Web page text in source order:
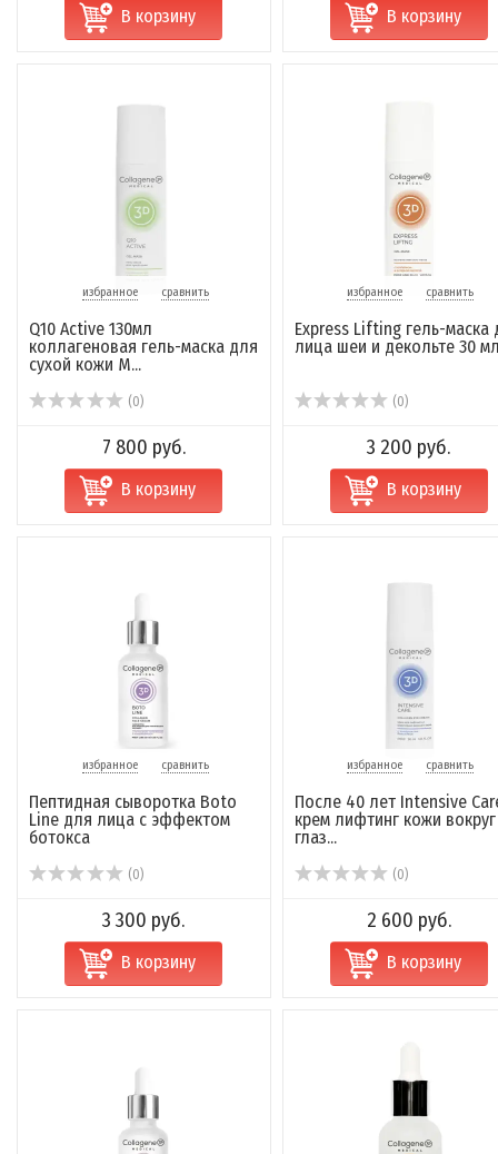
В корзину В корзину
избранное сравнить
Q10 Active 130мл
коллагеновая гель-маска для
сухой кожи M...
(0)
7 800 руб.
В корзину
избранное сравнить
Express Lifting гель-маска
лица шеи и декольте 30
(0)
3 200 руб.
В корзину
избранное сравнить
Пептидная сыворотка Boto
Line для лица с эффектом
ботокса
(0)
3 300 руб.
В корзину
избранное сравнить
После 40 лет Intensive
крем лифтинг кожи вокруг
глаз...
(0)
2 600 руб.
В корзину